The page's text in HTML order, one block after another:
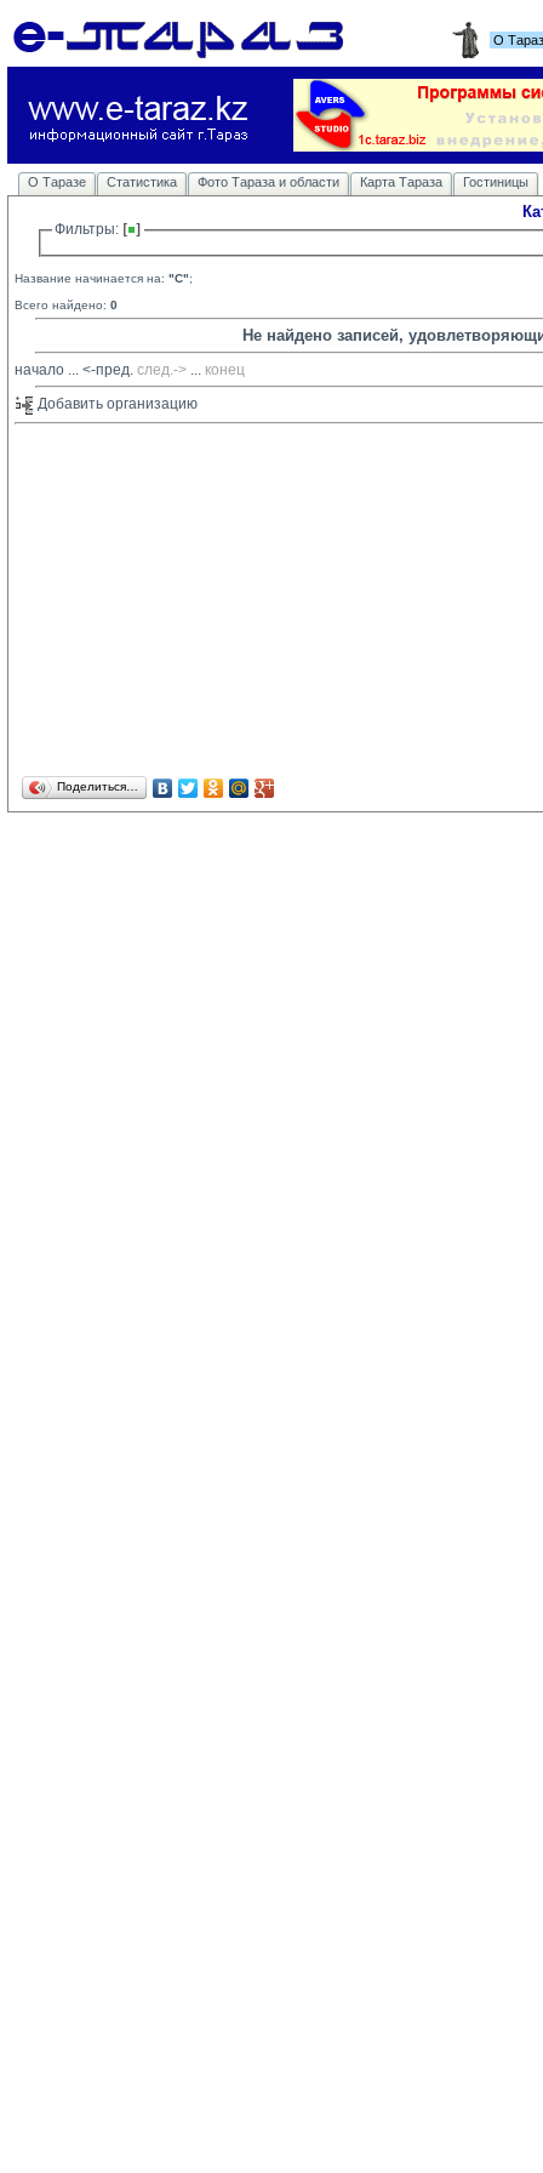
О
О Таразе Статистика Фото Тараза и области Карта Тараза Гостиницы
Фильтры:
Название начинается на: "C";
Всего найдено: 0
Не найдено записей,
начало ... <-пред. след.-> ... конец
Добавить организацию
Поделиться…